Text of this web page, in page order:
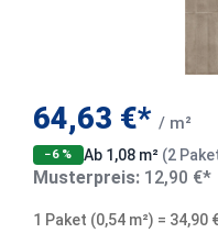
64,63 €* / m²
−6 % Ab 1,08 m² (2
Musterpreis: 12,90 €*
1 Paket (0,54 m²) = 34,90